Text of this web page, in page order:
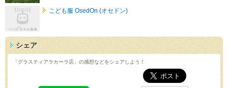
こども服 OsedOn (オセドン)
シェア
「グラスティアラカーラ店」の感想などをシェアしよう！